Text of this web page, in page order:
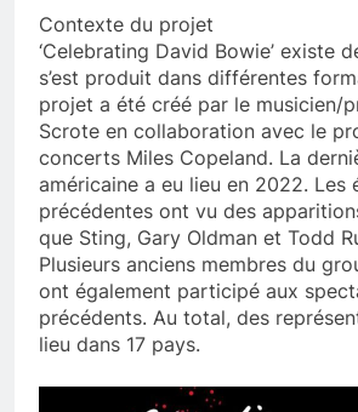
Contexte du projet
‘Celebrating David Bowie’ existe
s’est produit dans différentes
projet a été créé par le musicien/
Scrote en collaboration avec le
concerts Miles Copeland. La
américaine a eu lieu en 2022. Les
précédentes ont vu des
que Sting, Gary Oldman et Todd
Plusieurs anciens membres du
ont également participé aux
précédents. Au total, des
lieu dans 17 pays.